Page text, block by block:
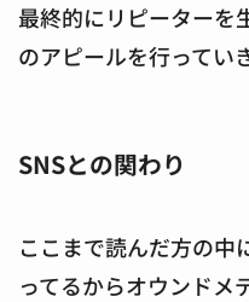
最終的にリピーターを
のアピールを行ってい
SNSとの関わり
ここまで読んだ方の中
ってるからオウンドメ